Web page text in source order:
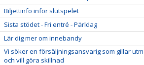
Biljettinfo inför slutspelet
Sista stödet - Fri entré - Pärldag
Lär dig mer om innebandy
Vi söker en försäljningsansvarig som gillar
och vill göra skillnad